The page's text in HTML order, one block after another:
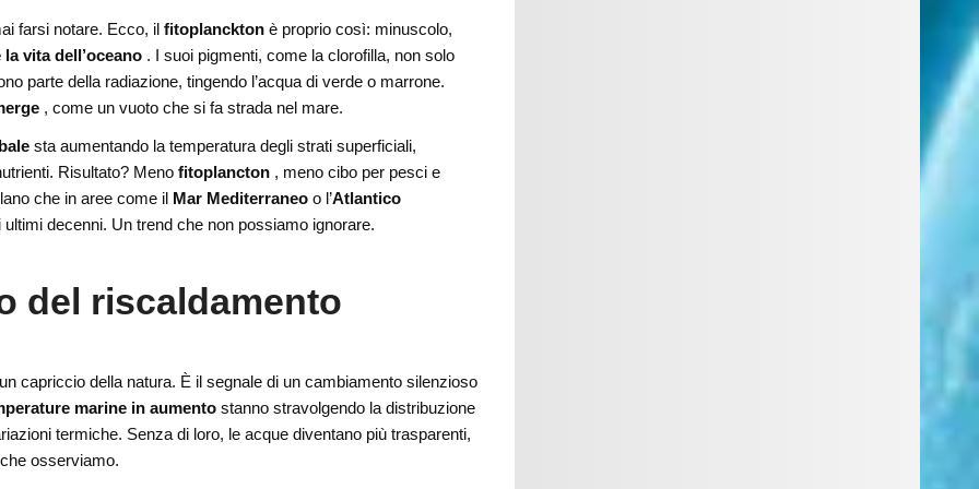
farsi notare. Ecco, ilfitoplancktonè proprio così: minuscolo,
vita dell’oceano . I suoi pigmenti, come la clorofilla, non solo
parte della radiazione, tingendo l’acqua di verde o marrone.
, come un vuoto che si fa strada nel mare.
sta aumentando la temperatura degli strati superficiali,
Risultato? Menofitoplancton , meno cibo per pesci e
che in aree come il Mar Mediterraneoo l’Atlantico
decenni. Un trend che non possiamo ignorare.
del riscaldamento
capriccio della natura. È il segnale di un cambiamento silenzioso
marine in aumentostanno stravolgendo la distribuzione
termiche. Senza di loro, le acque diventano più trasparenti,
osserviamo.